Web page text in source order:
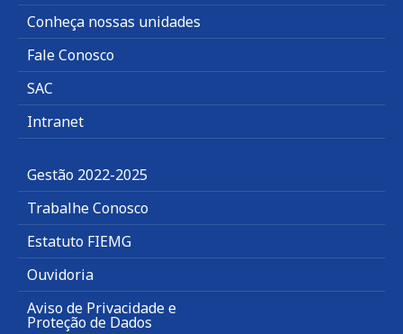
Conheça nossas unidades
Fale Conosco
SAC
Intranet
Gestão 2022-2025
Trabalhe Conosco
Estatuto FIEMG
Ouvidoria
Aviso de Privacidade e
Proteção de Dados